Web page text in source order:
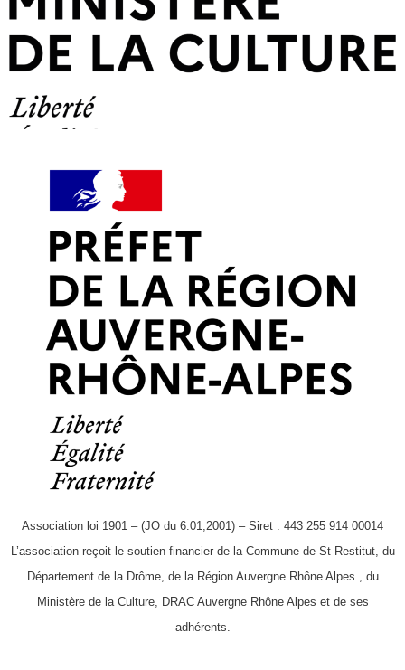
Association loi 1901 – (JO du 6.01;2001) – Siret : 443 255 914 00014
L’association reçoit le soutien financier de la Commune de St Restitut, du
Département de la Drôme, de la Région Auvergne Rhône Alpes , du
Ministère de la Culture, DRAC Auvergne Rhône Alpes et de ses
adhérents.